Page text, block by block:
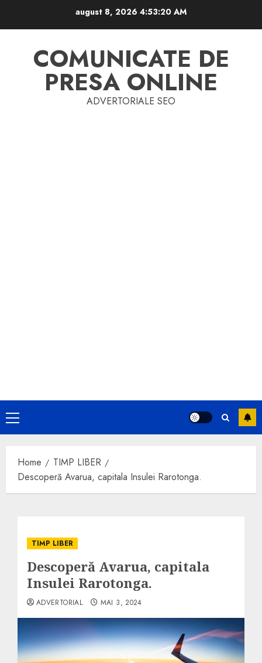
august 8, 20264:53:22 AM
COMUNICATE DE
PRESA ONLINE
ADVERTORIALE SEO
Primary
Menu
Home
TIMP LIBER
Descoperă Avarua, capitala Insulei Rarotonga.
TIMP LIBER
Descoperă Avarua, capitala
Insulei Rarotonga.
ADVERTORIAL MAI 3, 2024